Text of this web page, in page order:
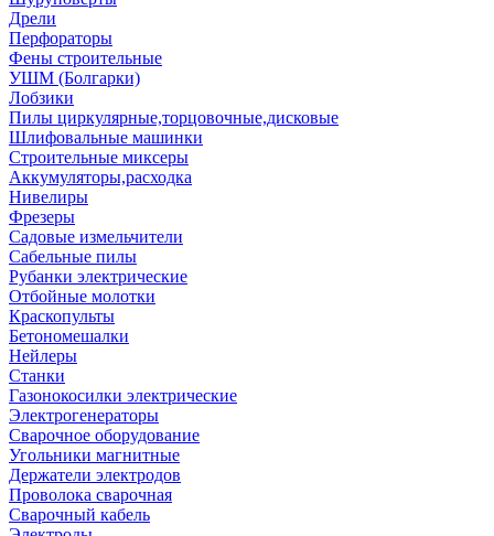
Дрели
Перфораторы
Фены строительные
УШМ (Болгарки)
Лобзики
Пилы циркулярные,торцовочные,дисковые
Шлифовальные машинки
Строительные миксеры
Аккумуляторы,расходка
Нивелиры
Фрезеры
Садовые измельчители
Сабельные пилы
Рубанки электрические
Отбойные молотки
Краскопульты
Бетономешалки
Нейлеры
Станки
Газонокосилки электрические
Электрогенераторы
Сварочное оборудование
Угольники магнитные
Держатели электродов
Проволока сварочная
Сварочный кабель